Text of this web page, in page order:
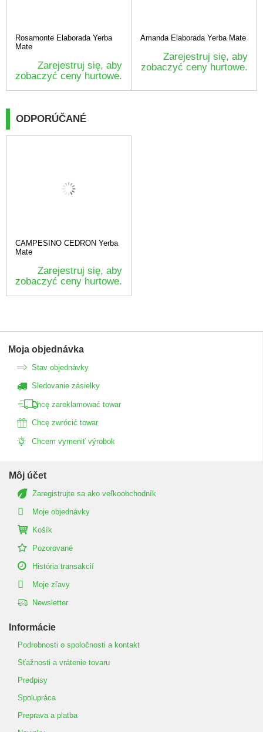
Rosamonte Elaborada Yerba
Mate
Zarejestruj się, aby
zobaczyć ceny hurtowe.
Amanda Elaborada Yerba Mate
Zarejestruj się, aby
zobaczyć ceny hurtowe.
ODPORÚČANÉ
CAMPESINO CEDRON Yerba
Mate
Zarejestruj się, aby
zobaczyć ceny hurtowe.
Moja objednávka
Stav objednávky
Sledovanie zásielky
Chcę zareklamować towar
Chcę zwrócić towar
Chcem vymeniť výrobok
Môj účet
Zaregistrujte sa ako veľkoobchodník
Moje objednávky
Košík
Pozorované
História transakcií
Moje zľavy
Newsletter
Informácie
Podrobnosti o spoločnosti a kontakt
Sťažnosti a vrátenie tovaru
Predpisy
Spolupráca
Preprava a platba